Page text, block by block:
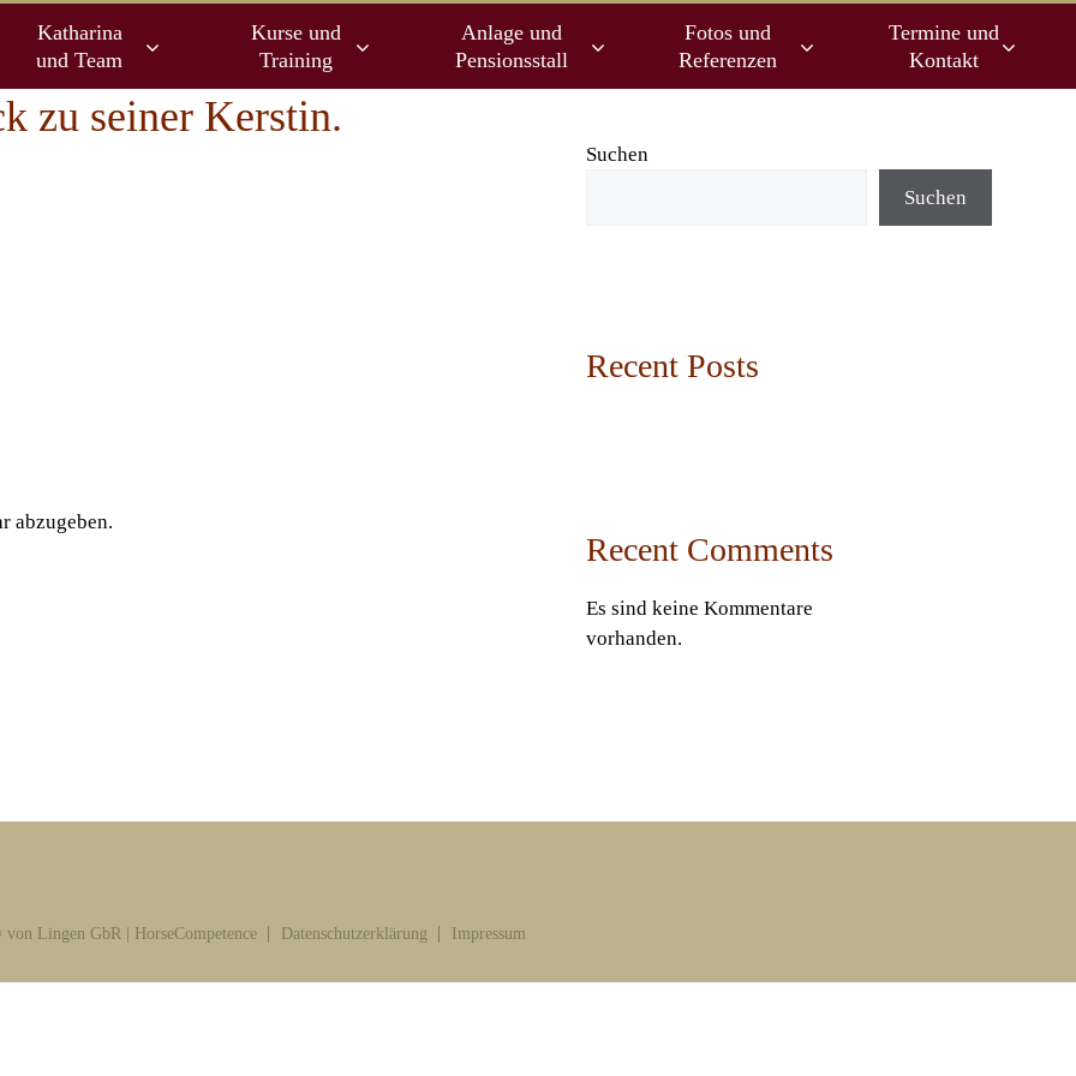
Katharina
und Team
Kurse und
Training
Anlage und
Pensionsstall
Fotos und
Referenzen
Termine und
Kontakt
zu seiner Kerstin.
abzugeben.
Suchen
Suchen
Recent Posts
Recent Comments
Es sind keine Kommentare
vorhanden.
Lingen GbR | HorseCompetence Datenschutzerklärung Impressum